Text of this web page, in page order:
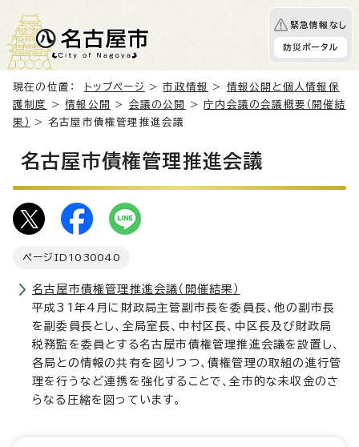
緊急情報なし
防災ポータル
現在の位置： トップページ >市政情報 > 情報公開と個人情報保
護制度
>情報公開 > 会議の公開 >庁内会議の会議概要（開催結
果）
> 名古屋市債権管理推進会議
名古屋市債権管理推進会議
ページID 1030040
名古屋市債権管理推進会議（開催結果）
平成31年4月に財政局主管副市長を委員長、他の副市長
を副委員長とし、全局室長、中村区長、中区長及び財政局
税務監を委員とする名古屋市債権管理推進会議を設置し、
各局との情報の共有を図りつつ、債権管理の取組の進行管
理を行うなど連携を強化することで、全市的な未収金のさ
らなる圧縮を図っています。